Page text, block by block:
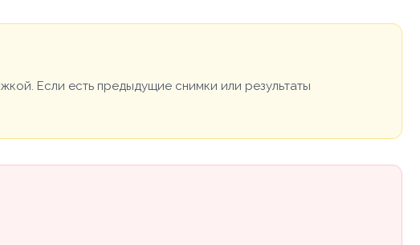
Если есть предыдущие снимки или результаты